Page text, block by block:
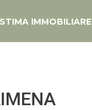
STIMA IMMOBILIARE